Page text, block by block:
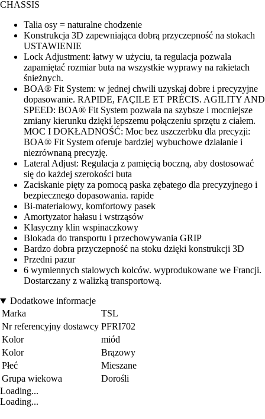
CHASSIS
Talia osy = naturalne chodzenie
Konstrukcja 3D zapewniająca dobrą przyczepność na stokach
USTAWIENIE
Lock Adjustment: łatwy w użyciu, ta regulacja pozwala
zapamiętać rozmiar buta na wszystkie wyprawy na rakietach
śnieżnych.
BOA® Fit System: w jednej chwili uzyskaj dobre i precyzyjne
dopasowanie. RAPIDE, FAÇILE ET PRÉCIS. AGILITY AND
SPEED: BOA® Fit System pozwala na szybsze i mocniejsze
zmiany kierunku dzięki lepszemu połączeniu sprzętu z ciałem.
MOC I DOKŁADNOŚĆ: Moc bez uszczerbku dla precyzji:
BOA® Fit System oferuje bardziej wybuchowe działanie i
niezrównaną precyzję.
Lateral Adjust: Regulacja z pamięcią boczną, aby dostosować
się do każdej szerokości buta
Zaciskanie pięty za pomocą paska zębatego dla precyzyjnego i
bezpiecznego dopasowania. rapide
Bi-materiałowy, komfortowy pasek
Amortyzator hałasu i wstrząsów
Klasyczny klin wspinaczkowy
Blokada do transportu i przechowywania GRIP
Bardzo dobra przyczepność na stoku dzięki konstrukcji 3D
Przedni pazur
6 wymiennych stalowych kolców. wyprodukowane we Francji.
Dostarczany z walizką transportową.
Dodatkowe informacje
Marka
TSL
Nr referencyjny dostawcy PFRI702
Kolor
miód
Kolor
Brązowy
Płeć
Mieszane
Grupa wiekowa
Dorośli
Loading...
Loading...